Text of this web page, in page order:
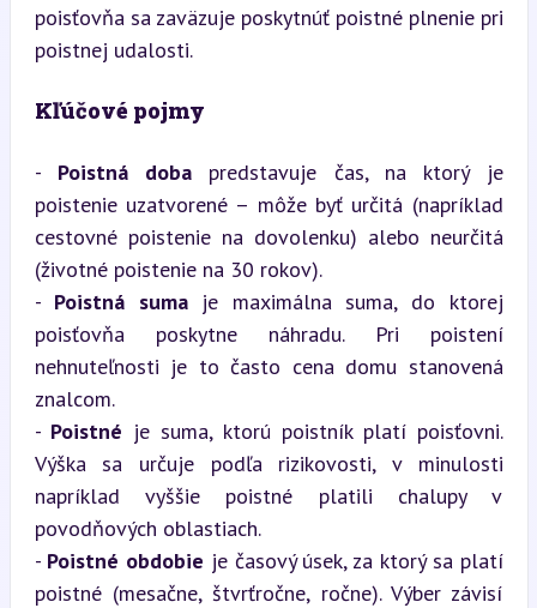
poisťovňa sa zaväzuje poskytnúť poistné plnenie pri
poistnej udalosti.
Kľúčové pojmy
- Poistná doba predstavuje čas, na ktorý je
poistenie uzatvorené – môže byť určitá (napríklad
cestovné poistenie na dovolenku) alebo neurčitá
(životné poistenie na 30 rokov).
- Poistná suma je maximálna suma, do ktorej
poisťovňa poskytne náhradu. Pri poistení
nehnuteľnosti je to často cena domu stanovená
znalcom.
- Poistné je suma, ktorú poistník platí poisťovni.
Výška sa určuje podľa rizikovosti, v minulosti
napríklad vyššie poistné platili chalupy v
povodňových oblastiach.
- Poistné obdobie je časový úsek, za ktorý sa platí
poistné (mesačne, štvrťročne, ročne). Výber závisí